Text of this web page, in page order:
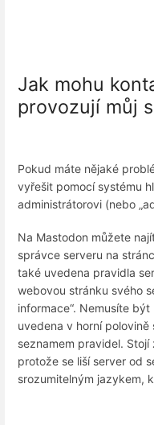
Jak mohu
provozují můj
Pokud máte nějaké
vyřešit pomocí systému
administrátorovi (nebo
Na Mastodon můžete
správce serveru na
také uvedena pravidla
webovou stránku svého
informace“. Nemusíte
uvedena v horní
seznamem pravidel.
protože se liší server od
srozumitelným jazykem,